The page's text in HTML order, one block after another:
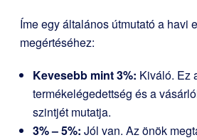
Íme egy általános útmutató a havi
megértéséhez:
Kevesebb mint 3%: Kiváló. Ez
termékelégedettség és a
szintjét mutatja.
3% – 5%: Jól van. Az önök